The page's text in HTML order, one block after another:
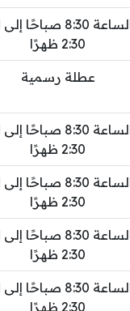
من الساعة 8:30
2:30 ظهرًا
عطلة رسمية
من الساعة 8:30
2:30 ظهرًا
من الساعة 8:30
2:30 ظهرًا
من الساعة 8:30
2:30 ظهرًا
من الساعة 8:30
2:30 ظهرًا